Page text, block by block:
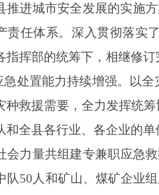
推进城市安全发展的实施
责任体系。深入贯彻落实
指挥部的统筹下，相继修订
急处置能力持续增强。
以全
种救援需要，全力发挥统
和全县各行业、各企业的单
会力量共组建专兼职应急
队50人和矿山、煤矿企业